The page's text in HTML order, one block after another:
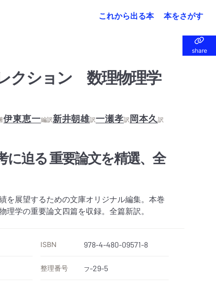
これから出る本 本をさがす
share
share
クション 数理物理学
伊東恵一編訳新井朝雄訳一瀬孝訳岡本久訳
に迫る 重要論文を精選、全
を展望するための文庫オリジナル編集。本巻
理学の重要論文四篇を収録。全篇新訳。
ISBN 978-4-480-09571-8
整理番号 フ-29-5